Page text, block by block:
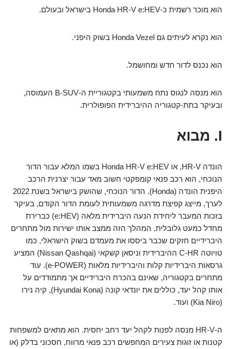
הוא מוכר רשמית כ-Honda HR-V e:HEV בישראל ובעולם.
הוא נקרא לעיתים גם Honda Vezel בשוק היפני.
הוא נכנס לדור חדש ומחושמל.
הוא מנסה לנגוס נתח משמעותי בקטגוריית ה-B-SUV העמוסה,
ובעיקר בתת-קטגוריה ההיברידית הפופולרית.
I. מבוא
הונדה HR-V, או Honda HR-V e:HEV בשמו המלא עבור הדור
הנוכחי, הוא רכב פנאי קומפקטי חשוב מאד עבור יצרנית הרכב
היפנית הונדה (Honda). הדור הנוכחי, שהושק בישראל בשנת 2022
לערך, מייצג קפיצת מדרגה משמעותית לעומת הדור הקודם, בעיקר
בזכות המעבר ליחידת הנעה היברידית מלאה (e:HEV) כברירת
מחדל כמעט גלובלית. המהלך הזה ממצב אותו ישירות מול מתחרים
היברידיים חזקים שכבר ביססו את מעמדם בשוק הישראלי, כמו
טויוטה C-HR ההיברידית וניסאן קשקאי (Nissan Qashqai) המציע
גרסאות היברידיות קלות והיברידיות מלאות (e-POWER). עוד
מתחרים בקטגוריה, שאינם בהכרח היברידיים אך מתמודדים על
אותו קהל יעד, כוללים את יונדאי קונה (Hyundai Kona), קיה נירו
(Kia Niro) ועוד.
ה-HR-V מנסה לפנות לקהל יעד רחב יחסית. הוא מתאים למשפחות
קטנות או זוגות צעירים המחפשים רכב פנאי מרווח, חסכוני בדלק (או